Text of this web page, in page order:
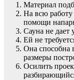
Материал
На всю работу
помощи
Сауна не дает
Ей не
Она способна
размеры
Осилить